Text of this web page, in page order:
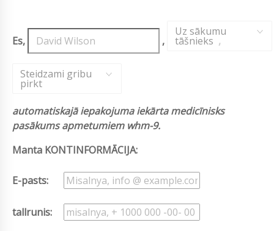
Es, ,
Uz sākumu
tāšnieks ,
Steidzami gribu
pirkt
automatiskajā iepakojuma iekārta medicīnisks
pasākums apmetumiem whm-9.
Manta KONTINFORMĀCIJA:
E-pasts:
tallrunis: